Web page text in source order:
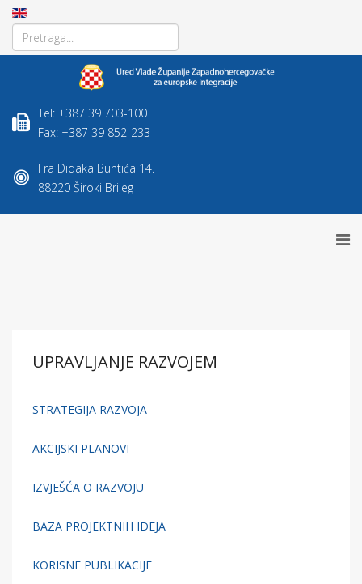
Tel: +387 39 703-100
Fax: +387 39 852-233
Fra Didaka Buntića 14.
88220 Široki Brijeg
UPRAVLJANJE RAZVOJEM
STRATEGIJA RAZVOJA
AKCIJSKI PLANOVI
IZVJEŠĆA O RAZVOJU
BAZA PROJEKTNIH IDEJA
KORISNE PUBLIKACIJE